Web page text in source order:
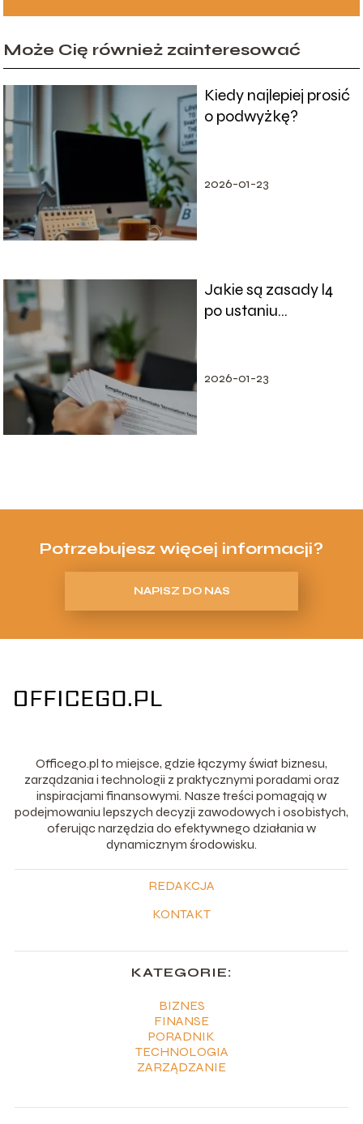
Może Cię również zainteresować
Kiedy najlepiej prosić
o podwyżkę?
2026-01-23
Jakie są zasady l4
po ustaniu
2026-01-23
Potrzebujesz więcej informacji?
NAPISZ DO NAS
Officego.pl to miejsce, gdzie łączymy świat biznesu,
zarządzania i technologii z praktycznymi poradami oraz
inspiracjami finansowymi. Nasze treści pomagają w
podejmowaniu lepszych decyzji zawodowych i osobistych,
oferując narzędzia do efektywnego działania w
dynamicznym środowisku.
REDAKCJA
KONTAKT
KATEGORIE:
BIZNES
FINANSE
PORADNIK
TECHNOLOGIA
ZARZĄDZANIE